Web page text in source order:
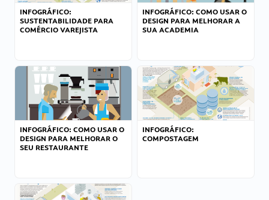
INFOGRÁFICO:
SUSTENTABILIDADE PARA
COMÉRCIO VAREJISTA
INFOGRÁFICO: COMO USAR O
DESIGN PARA MELHORAR A
SUA ACADEMIA
INFOGRÁFICO: COMO USAR O
DESIGN PARA MELHORAR O
SEU RESTAURANTE
INFOGRÁFICO:
COMPOSTAGEM